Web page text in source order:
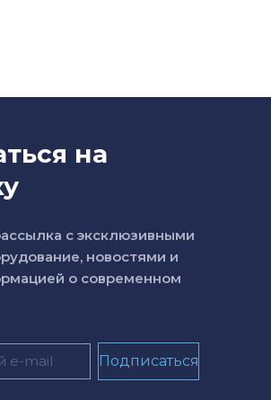
на
с эксклюзивными
новостями и
о современном